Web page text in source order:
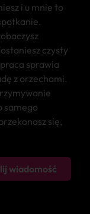
i u mnie to
czysty
sprawia
z orzechami.
samego
się,
wiadomość